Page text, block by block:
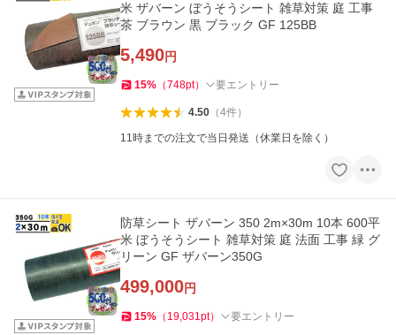
米 ザバーン ぼうそうシート 雑草対策 庭 工事
茶 ブラウン 黒 ブラック GF 125BB
5,490円
15% （748pt） 要エントリー
4.50（4件）
11時までの注文で当日発送（休業日を除く）
防草シート ザバーン 350 2m×30m 10本 600平
米 ぼうそうシート 雑草対策 庭 法面 工事 緑 グ
リーン GF ザバーン350G
499,000円
15% （ 19,031pt） 要エントリー